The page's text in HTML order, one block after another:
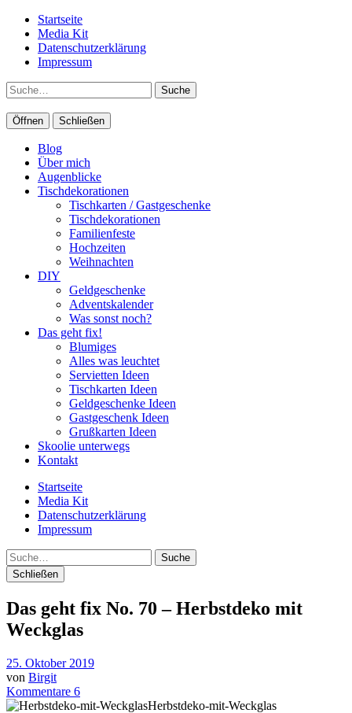
Startseite
Media Kit
Datenschutzerklärung
Impressum
Suche
Öffnen Schließen
Blog
Über mich
Augenblicke
Tischdekorationen
Tischkarten / Gastgeschenke
Tischdekorationen
Familienfeste
Hochzeiten
Weihnachten
DIY
Geldgeschenke
Adventskalender
Was sonst noch?
Das geht fix!
Blumiges
Alles was leuchtet
Servietten Ideen
Tischkarten Ideen
Geldgeschenke Ideen
Gastgeschenk Ideen
Grußkarten Ideen
Skoolie unterwegs
Kontakt
Startseite
Media Kit
Datenschutzerklärung
Impressum
Suche
Schließen
Das geht fix No. 70 – Herbstdeko mit
Weckglas
25. Oktober 2019
von Birgit
Kommentare 6
Herbstdeko-mit-Weckglas